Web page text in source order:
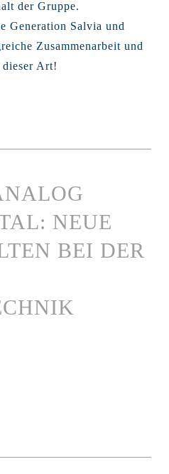
der Gruppe.
Generation Salvia und
Zusammenarbeit und
dieser Art!
NEUE
BEI DER